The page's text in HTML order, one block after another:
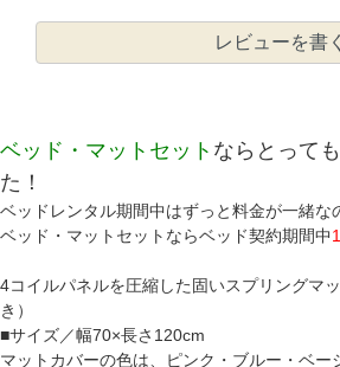
レビューを書く
ベッド・マットセット ならとって
た！
ベッドレンタル期間中はずっと料金が一緒な
ベッド・マットセットならベッド契約期間中
4コイルパネルを圧縮した固いスプリングマ
き）
■サイズ／幅70×長さ120cm
マットカバーの色は、ピンク・ブルー・ベー